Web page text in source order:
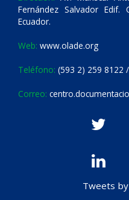
Fernández Salvador
Ecuador.
Web: www.olade.org
Teléfono: (593 2) 259 8122
Correo:
Tweets